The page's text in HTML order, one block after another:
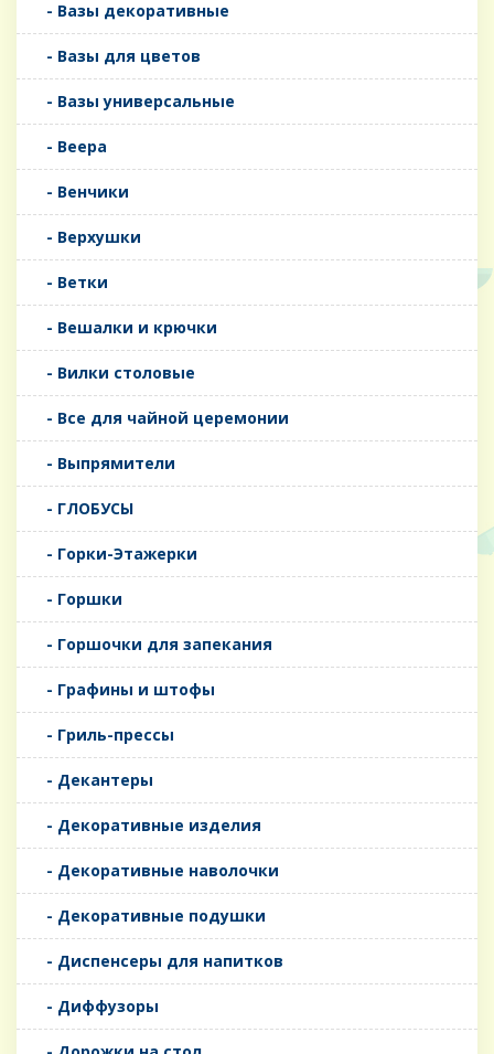
- Вазы декоративные
- Вазы для цветов
- Вазы универсальные
- Веера
- Венчики
- Верхушки
- Ветки
- Вешалки и крючки
- Вилки столовые
- Все для чайной церемонии
- Выпрямители
- ГЛОБУСЫ
- Горки-Этажерки
- Горшки
- Горшочки для запекания
- Графины и штофы
- Гриль-прессы
- Декантеры
- Декоративные изделия
- Декоративные наволочки
- Декоративные подушки
- Диспенсеры для напитков
- Диффузоры